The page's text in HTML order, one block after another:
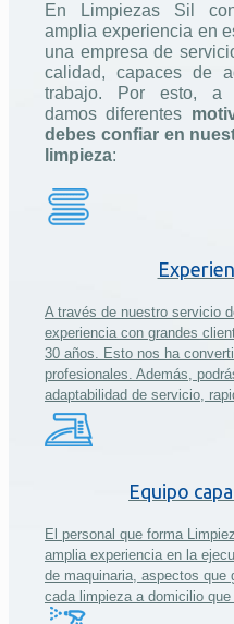
En Limpiezas Sil
amplia experiencia en
una empresa de
calidad, capaces de
trabajo. Por esto, a
damos diferentes
debes confiar en
limpieza:
A través de nuestro servicio
experiencia con grandes
30 años. Esto nos ha
profesionales. Además,
adaptabilidad de servicio,
Equipo
El personal que forma
amplia experiencia en la
de maquinaria, aspectos que
cada limpieza a domicilio